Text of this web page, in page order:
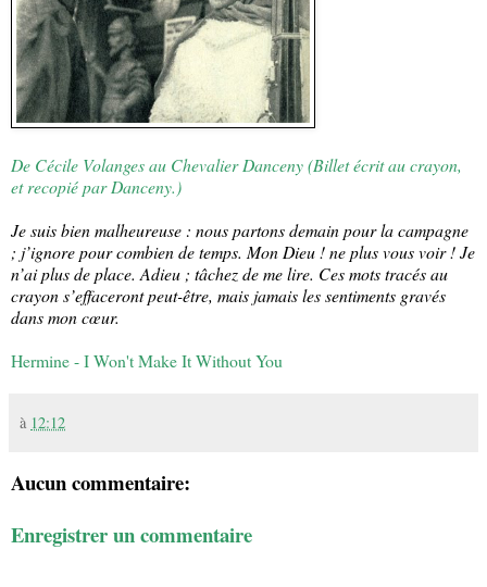
De Cécile Volanges au Chevalier Danceny (Billet écrit au crayon,
et recopié par Danceny.)
Je suis bien malheureuse : nous partons demain pour la campagne
; j’ignore pour combien de temps. Mon Dieu ! ne plus vous voir ! Je
n’ai plus de place. Adieu ; tâchez de me lire. Ces mots tracés au
crayon s’effaceront peut-être, mais jamais les sentiments gravés
dans mon cœur.
Hermine - I Won't Make It Without You
à 12:12
Aucun commentaire:
Enregistrer un commentaire